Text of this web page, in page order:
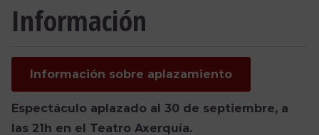
Información
Información sobre aplazamiento
Espectáculo aplazado al 30 de septiembre, a
las 21h en el Teatro Axerquía.